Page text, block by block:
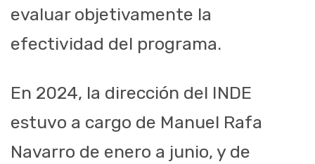
evaluar objetivamente la
efectividad del programa.
En 2024, la dirección del INDE
estuvo a cargo de Manuel Rafa
Navarro de enero a junio, y de